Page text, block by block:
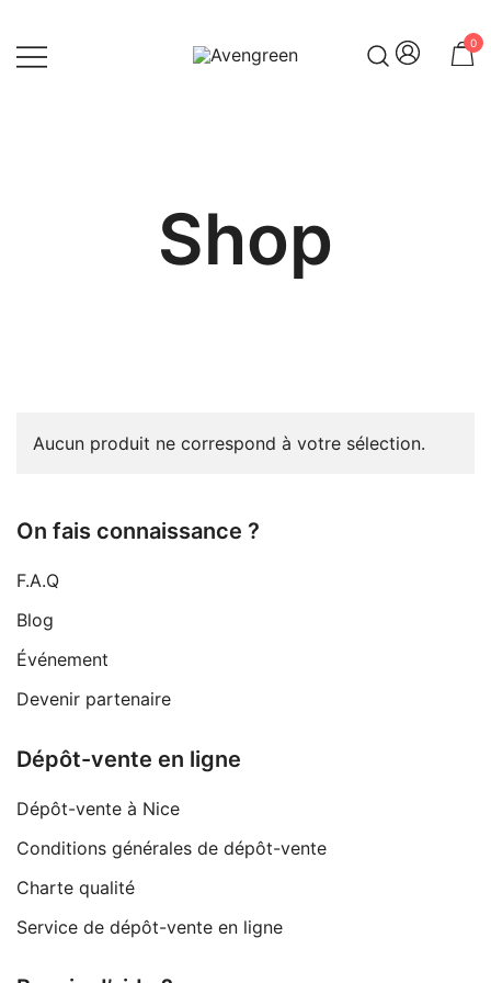
content
0
Shop
Aucun produit ne correspond à votre sélection.
On fais connaissance ?
F.A.Q
Blog
Événement
Devenir partenaire
Dépôt-vente en ligne
Dépôt-vente à Nice
Conditions générales de dépôt-vente
Charte qualité
Service de dépôt-vente en ligne